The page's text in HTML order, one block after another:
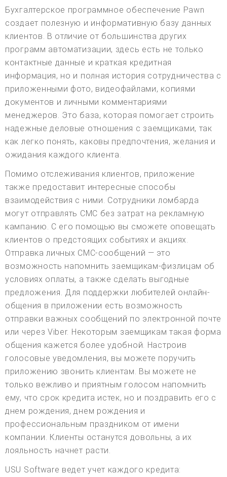
Бухгалтерское программное обеспечение Pawn
создает полезную и информативную базу данных
клиентов. В отличие от большинства других
программ автоматизации, здесь есть не только
контактные данные и краткая кредитная
информация, но и полная история сотрудничества с
приложенными фото, видеофайлами, копиями
документов и личными комментариями
менеджеров. Это база, которая помогает строить
надежные деловые отношения с заемщиками, так
как легко понять, каковы предпочтения, желания и
ожидания каждого клиента.
Помимо отслеживания клиентов, приложение
также предоставит интересные способы
взаимодействия с ними. Сотрудники ломбарда
могут отправлять СМС без затрат на рекламную
кампанию. С его помощью вы сможете оповещать
клиентов о предстоящих событиях и акциях.
Отправка личных СМС-сообщений — это
возможность напомнить заемщикам-физлицам об
условиях оплаты, а также сделать выгодные
предложения. Для поддержки любителей онлайн-
общения в приложении есть возможность
отправки важных сообщений по электронной почте
или через Viber. Некоторым заемщикам такая форма
общения кажется более удобной. Настроив
голосовые уведомления, вы можете поручить
приложению звонить клиентам. Вы можете не
только вежливо и приятным голосом напомнить
ему, что срок кредита истек, но и поздравить его с
днем рождения, днем рождения и
профессиональным праздником от имени
компании. Клиенты останутся довольны, а их
лояльность начнет расти.
USU Software ведет учет каждого кредита: